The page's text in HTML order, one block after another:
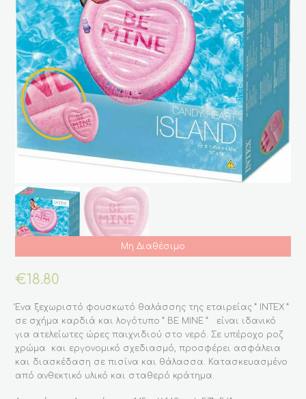
Μη Διαθέσιμο
€18.80
Ένα ξεχωριστό φουσκωτό θαλάσσης της εταιρείας ” INTEX ”
σε σχήμα καρδιά και λογότυπο ” ΒΕ ΜΙΝΕ ” είναι ιδανικό
για ατελείωτες ώρες παιχνιδιού στο νερό. Σε υπέροχο ροζ
χρώμα και εργονομικό σχεδιασμό, προσφέρει ασφάλεια
και διασκέδαση σε πισίνα και θάλασσα. Κατασκευασμένο
από ανθεκτικό υλικό και σταθερό κράτημα.